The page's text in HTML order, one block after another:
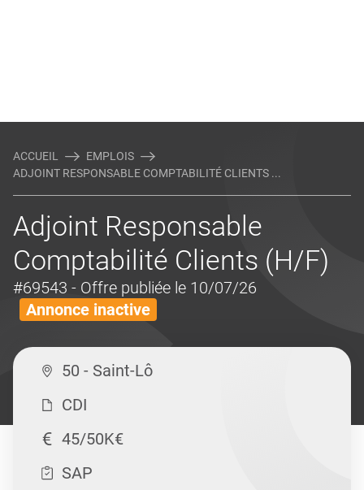
ACCUEIL
EMPLOIS
ADJOINT RESPONSABLE COMPTABILITÉ CLIENTS ...
Adjoint Responsable
Comptabilité Clients (H/F)
#69543 - Offre publiée le 10/07/26
Annonce inactive
50 - Saint-Lô
CDI
45/50K€
SAP